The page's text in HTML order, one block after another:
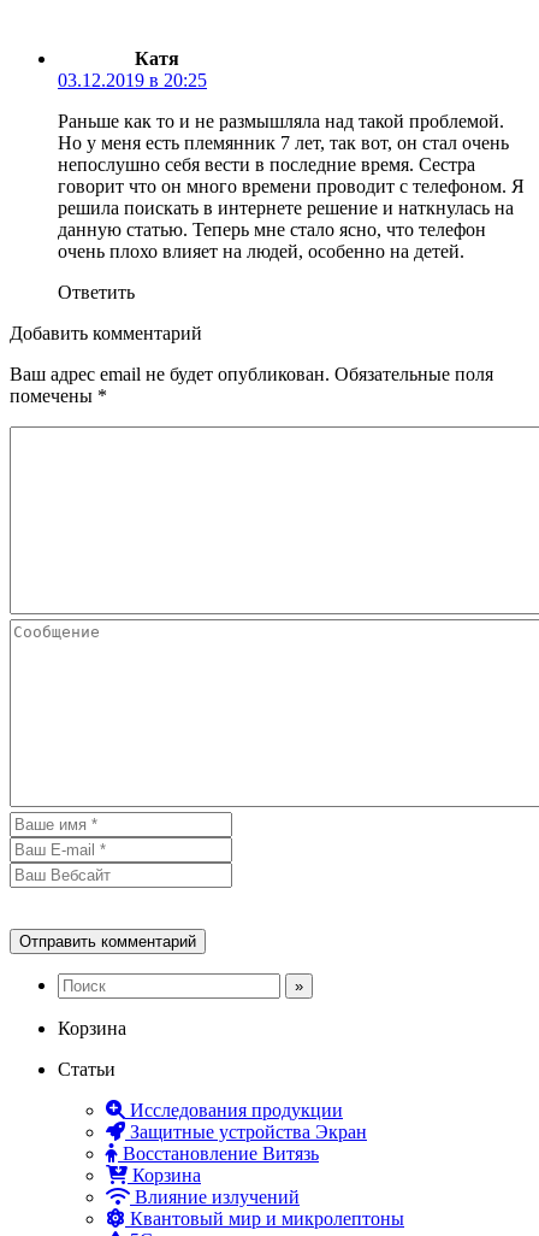
Катя
03.12.2019 в 20:25
Раньше как то и не размышляла над такой проблемой.
Но у меня есть племянник 7 лет, так вот, он стал очень
непослушно себя вести в последние время. Сестра
говорит что он много времени проводит с телефоном. Я
решила поискать в интернете решение и наткнулась на
данную статью. Теперь мне стало ясно, что телефон
очень плохо влияет на людей, особенно на детей.
Ответить
Добавить комментарий
Ваш адрес email не будет опубликован. Обязательные поля
помечены *
Корзина
Статьи
Исследования продукции
Защитные устройства Экран
Восстановление Витязь
Корзина
Влияние излучений
Квантовый мир и микролептоны